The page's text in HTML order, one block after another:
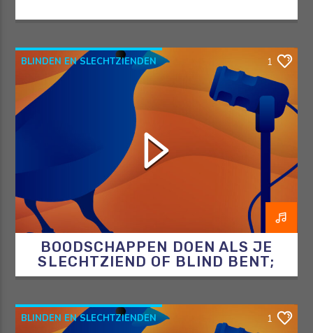
BLINDEN EN SLECHTZIENDEN
BLINDENENSLECHTZIENDEN
BOODSCHAPPEN
DE BLINDE VINK
1
BOODSCHAPPEN DOEN ALS JE
SLECHTZIEND OF BLIND BENT;
ZEF LEGT UIT HOE JE DAT DOET!
BLINDEN EN SLECHTZIENDEN
1